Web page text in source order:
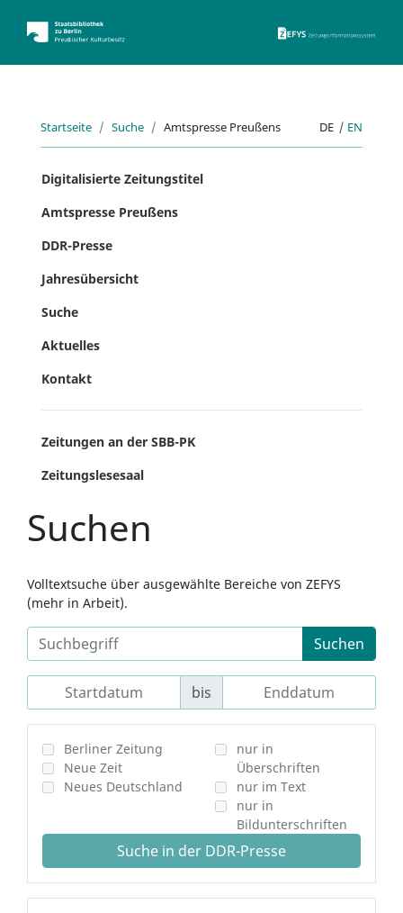
Startseite Suche Amtspresse Preußens DE | EN
Digitalisierte Zeitungstitel
Amtspresse Preußens
DDR-Presse
Jahresübersicht
Suche
Aktuelles
Kontakt
Zeitungen an der SBB-PK
Zeitungslesesaal
Suchen
Volltextsuche über ausgewählte Bereiche von ZEFYS
(mehr in Arbeit).
Suchen
bis
Berliner Zeitung
Neue Zeit
Neues Deutschland
nur in
Überschriften
nur im Text
nur in
Bildunterschriften
Suche in der DDR-Presse